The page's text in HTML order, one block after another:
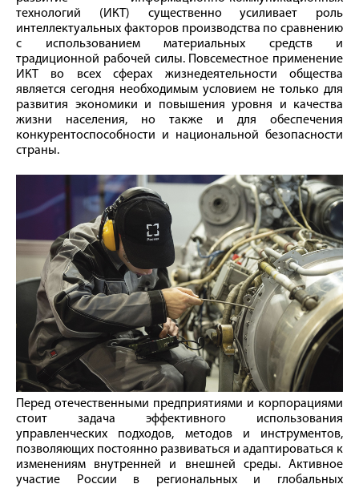
технологий (ИКТ) существенно усиливает роль
интеллектуальных факторов производства по сравнению
с использованием материальных средств и
традиционной рабочей силы. Повсеместное применение
ИКТ во всех сферах жизнедеятельности общества
является сегодня необходимым условием не только для
развития экономики и повышения уровня и качества
жизни населения, но также и для обеспечения
конкурентоспособности и национальной безопасности
страны.
Перед отечественными предприятиями и корпорациями
стоит задача эффективного использования
управленческих подходов, методов и инструментов,
позволяющих постоянно развиваться и адаптироваться к
изменениям внутренней и внешней среды. Активное
участие России в региональных и глобальных